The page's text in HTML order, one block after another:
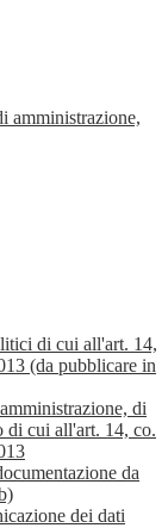
amministrazione,
di cui all'art. 14,
(da pubblicare in
di
di cui all'art. 14, co.
da
dei dati